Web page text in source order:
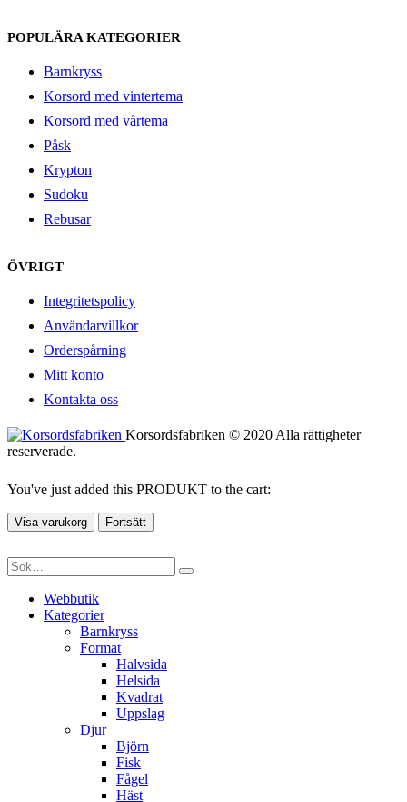
POPULÄRA KATEGORIER
Barnkryss
Korsord med vintertema
Korsord med vårtema
Påsk
Krypton
Sudoku
Rebusar
ÖVRIGT
Integritetspolicy
Användarvillkor
Orderspårning
Mitt konto
Kontakta oss
Korsordsfabriken © 2020 Alla rättigheter
reserverade.
You've just added this PRODUKT to the cart:
Visa varukorg Fortsätt
Webbutik
Kategorier
Barnkryss
Format
Halvsida
Helsida
Kvadrat
Uppslag
Djur
Björn
Fisk
Fågel
Häst